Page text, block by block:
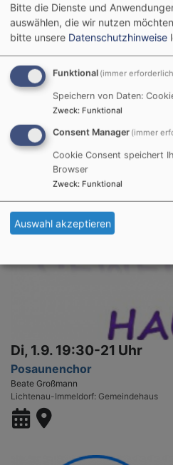
Di, 1.9. 9-10:30 Uhr
Eltern-Kind-Gruppe
Kathrin Röthel
Wassermungenau
Gemeindeheim
Di, 1.9. 19:30-21 Uhr
Posaunenchor
Beate Großmann
Lichtenau-Immeldorf Gemeindehaus
Bitte die Dienste und
auswählen, die wir nutzen
bitte unsere Datenschutzhinweise
Funktional (immer
Speichern von Daten:
Zweck: Funktional
Consent Manager (immer
Cookie Consent speichert
Browser
Zweck: Funktional
Auswahl akzeptieren